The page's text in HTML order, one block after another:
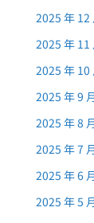
2025 年 12
2025 年 11
2025 年 10
2025 年 9
2025 年 8
2025 年 7
2025 年 6
2025 年 5